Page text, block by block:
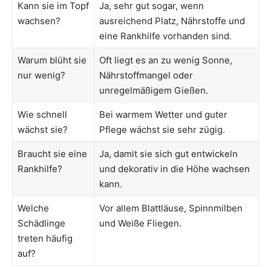
Kann sie im Topf
wachsen?
Ja, sehr gut sogar, wenn
ausreichend Platz, Nährstoffe und
eine Rankhilfe vorhanden sind.
Warum blüht sie
nur wenig?
Oft liegt es an zu wenig Sonne,
Nährstoffmangel oder
unregelmäßigem Gießen.
Wie schnell
wächst sie?
Bei warmem Wetter und guter
Pflege wächst sie sehr zügig.
Braucht sie eine
Rankhilfe?
Ja, damit sie sich gut entwickeln
und dekorativ in die Höhe wachsen
kann.
Welche
Schädlinge
treten häufig
auf?
Vor allem Blattläuse, Spinnmilben
und Weiße Fliegen.